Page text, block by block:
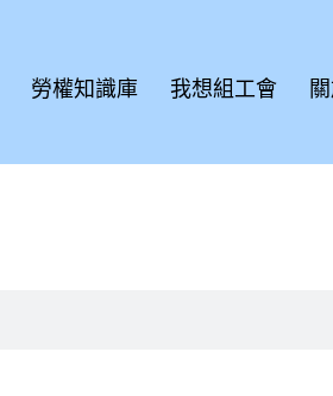
勞權知識庫 我想組工會